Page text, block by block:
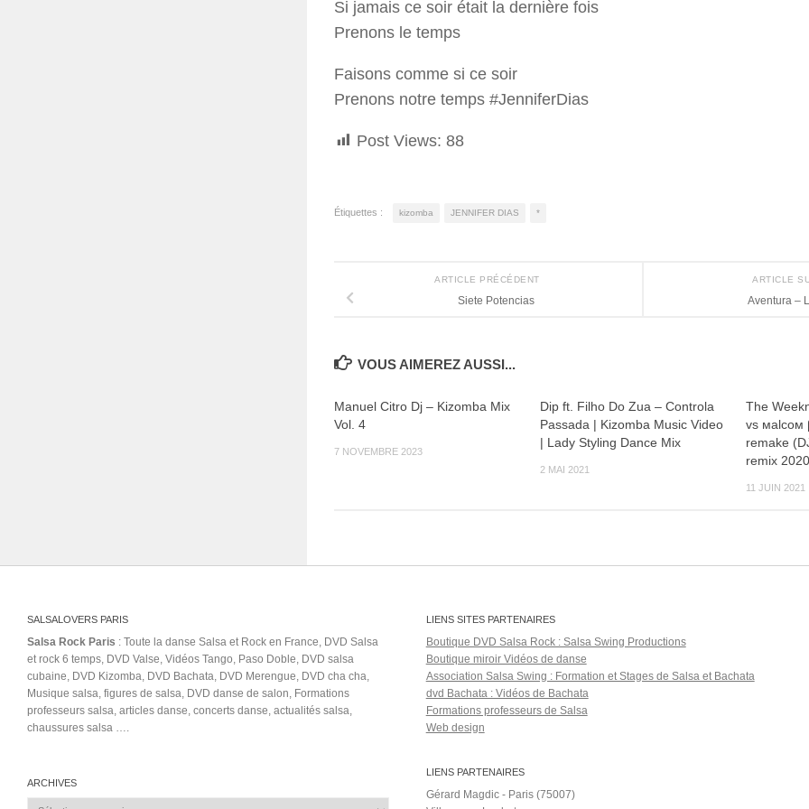
Si jamais ce soir était la dernière fois
Prenons le temps
Faisons comme si ce soir
Prenons notre temps #JenniferDias
Post Views: 88
Étiquettes : kizomba JENNIFER DIAS *
ARTICLE
Aventura –
ARTICLE PRÉCÉDENT
Siete Potencias
VOUS AIMEREZ AUSSI...
Manuel Citro Dj – Kizomba Mix
Vol. 4
7 NOVEMBRE 2023
Dip ft. Filho Do Zua – Controla
Passada | Kizomba Music Video
| Lady Styling Dance Mix
2 MAI 2021
The
vs мalcoм
remake
remix
11 JUIN 2021
SALSALOVERS PARIS
Salsa Rock Paris : Toute la danse Salsa et Rock en France, DVD Salsa
et rock 6 temps, DVD Valse, Vidéos Tango, Paso Doble, DVD salsa
cubaine, DVD Kizomba, DVD Bachata, DVD Merengue, DVD cha cha,
Musique salsa, figures de salsa, DVD danse de salon, Formations
professeurs salsa, articles danse, concerts danse, actualités salsa,
chaussures salsa ….
ARCHIVES
Archives
LIENS SITES PARTENAIRES
Boutique DVD Salsa Rock : Salsa Swing Productions
Boutique miroir Vidéos de danse
Association Salsa Swing : Formation et Stages de Salsa et Bachata
dvd Bachata : Vidéos de Bachata
Formations professeurs de Salsa
Web design
LIENS PARTENAIRES
Gérard Magdic - Paris (75007)